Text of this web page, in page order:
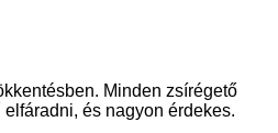
Minden zsírégető
és nagyon érdekes.